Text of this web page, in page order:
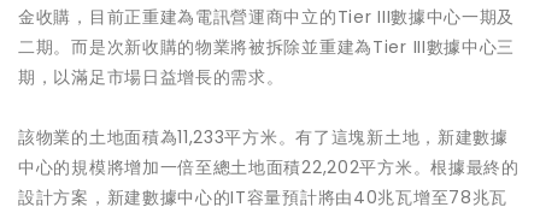
金收購，目前正重建為電訊營運商中立的Tier III數據中心一期及
二期。而是次新收購的物業將被拆除並重建為Tier III數據中心三
期，以滿足市場日益增長的需求。
該物業的土地面積為11,233平方米。有了這塊新土地，新建數據
中心的規模將增加一倍至總土地面積22,202平方米。根據最終的
設計方案，新建數據中心的IT容量預計將由40兆瓦增至78兆瓦